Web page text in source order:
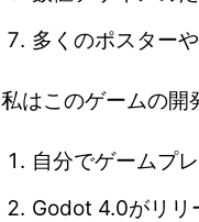
多くのポスター
私はこのゲームの開
自分でゲームプ
Godot 4.0がリリ